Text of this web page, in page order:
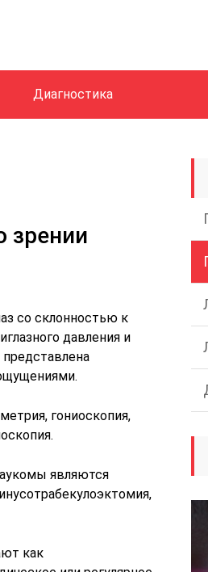
Диагностика
зрении
со склонностью к
давления и
гониоскопия,
являются
как